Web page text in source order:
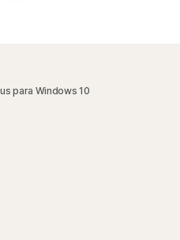
para Windows 10